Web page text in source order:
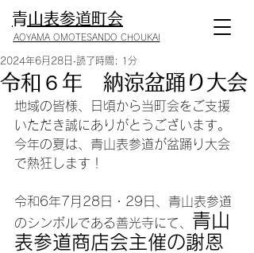
​青山表参道町会
AOYAMA OMOTESANDO CHOUKAI
令和６年 納涼盆踊り大会
2024年6月28日 読了時間: 1分
地域の皆様、日頃から当町会をご支援
いただき誠にありがとうございます。
今年の夏は、青山表参道が盆踊り大会
で熱狂します！
令和6年7月28 日・29日、青山表参道
のシンボルである善光寺にて、 青山
表参道商店会主催の謝恩